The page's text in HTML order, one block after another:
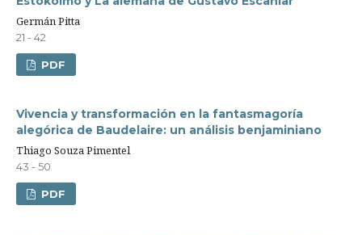
Germán Pitta
21 - 42
PDF
Vivencia y transformación en la fantasmagoría
alegórica de Baudelaire: un análisis benjaminiano
Thiago Souza Pimentel
43 - 50
PDF